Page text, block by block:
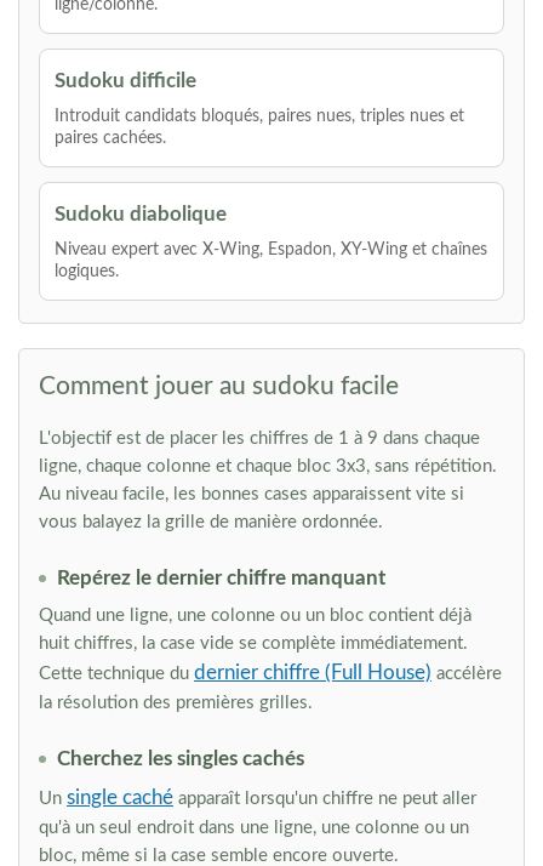
ligne/colonne.
Sudoku difficile
Introduit candidats bloqués, paires nues, triples nues et
paires cachées.
Sudoku diabolique
Niveau expert avec X-Wing, Espadon, XY-Wing et chaînes
logiques.
Comment jouer au sudoku facile
L'objectif est de placer les chiffres de 1 à 9 dans chaque
ligne, chaque colonne et chaque bloc 3x3, sans répétition.
Au niveau facile, les bonnes cases apparaissent vite si
vous balayez la grille de manière ordonnée.
Repérez le dernier chiffre manquant
Quand une ligne, une colonne ou un bloc contient déjà
huit chiffres, la case vide se complète immédiatement.
Cette technique du dernier chiffre (Full House) accélère
la résolution des premières grilles.
Cherchez les singles cachés
Un single caché apparaît lorsqu'un chiffre ne peut aller
qu'à un seul endroit dans une ligne, une colonne ou un
bloc, même si la case semble encore ouverte.